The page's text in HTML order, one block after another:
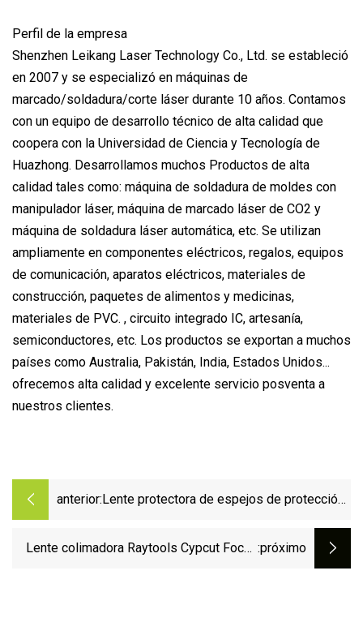
Perfil de la empresa
Shenzhen Leikang Laser Technology Co., Ltd. se estableció
en 2007 y se especializó en máquinas de
marcado/soldadura/corte láser durante 10 años. Contamos
con un equipo de desarrollo técnico de alta calidad que
coopera con la Universidad de Ciencia y Tecnología de
Huazhong. Desarrollamos muchos Productos de alta
calidad tales como: máquina de soldadura de moldes con
manipulador láser, máquina de marcado láser de CO2 y
máquina de soldadura láser automática, etc. Se utilizan
ampliamente en componentes eléctricos, regalos, equipos
de comunicación, aparatos eléctricos, materiales de
construcción, paquetes de alimentos y medicinas,
materiales de PVC. , circuito integrado IC, artesanía,
semiconductores, etc. Los productos se exportan a muchos
países como Australia, Pakistán, India, Estados Unidos...
ofrecemos alta calidad y excelente servicio posventa a
nuestros clientes.
anterior: Lente protectora de espejos de protección
cortadora láser de fibra
Lente colimadora Raytools Cypcut Focus :próximo